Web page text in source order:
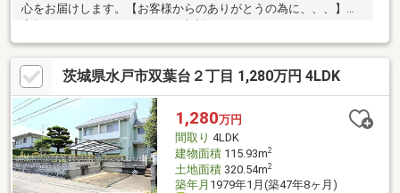
心をお届けします。【お客様からのありがとうの為に、、、】お
茨城県水戸市双葉台２丁目 1,280万円 4LDK
1,280万円
間取り 4LDK
建物面積115.93m2
土地面積320.54m2
築年月 1979年1月(築47年8ヶ月)